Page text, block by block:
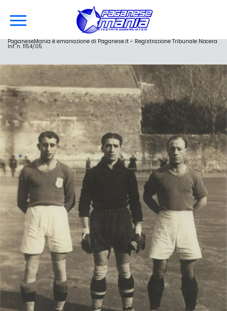
PaganeseMania è emanazione di Paganese.it - Registrazione Tribunale Nocera
Inf. n. 1154/05.